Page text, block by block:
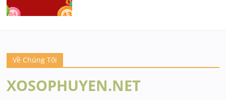
Về Chúng Tôi
XOSOPHUYEN.NET